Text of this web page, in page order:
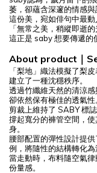
萎，卻蘊含深邃的情感與
這份美，宛如俳句中最動
「無常之美，稍縱即逝的
這正是 saby 想要傳遞的
About product｜
「梨地」織法模擬了梨
建立了一種沈穩秩序。
透過竹纖維天然的清涼
卻依然保有極佳的透氣性
剪裁上維持了 SABY 標
撐起寬分的褲管空間，
身。
腰部配置的彈性設計提
例，將隨性的結構轉化為
當走動時，布料隨空氣
份量感。